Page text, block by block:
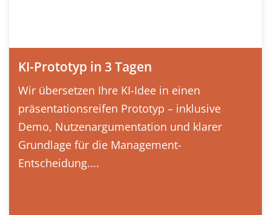
KI-Prototyp in 3 Tagen
Wir übersetzen Ihre KI-Idee in einen
präsentationsreifen Prototyp – inklusive
Demo, Nutzenargumentation und klarer
Grundlage für die Management-
Entscheidung....